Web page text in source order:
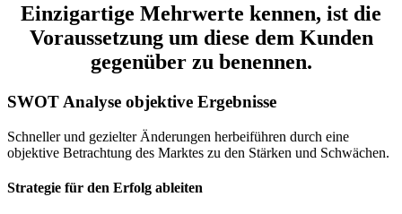
Einzigartige Mehrwerte kennen, ist die
Voraussetzung um diese dem Kunden
gegenüber zu benennen.
SWOT Analyse objektive Ergebnisse
Schneller und gezielter Änderungen herbeiführen durch eine
objektive Betrachtung des Marktes zu den Stärken und Schwächen.
Strategie für den Erfolg ableiten